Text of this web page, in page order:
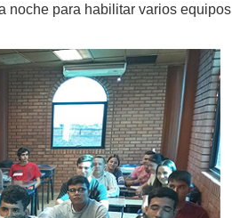
noche para habilitar varios equipos